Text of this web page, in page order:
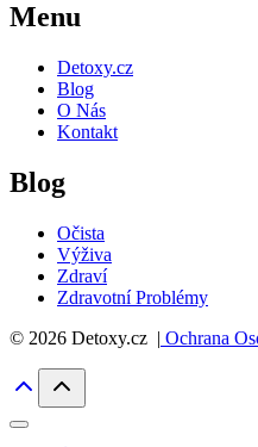
Menu
Detoxy.cz
Blog
O Nás
Kontakt
Blog
Očista
Výživa
Zdraví
Zdravotní Problémy
© 2026 Detoxy.cz | Ochrana